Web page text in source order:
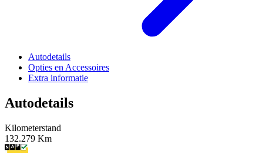
Autodetails
Opties en Accessoires
Extra informatie
Autodetails
Kilometerstand
132.279 Km